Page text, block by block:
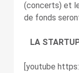
(concerts) et
de fonds
LA
[youtube